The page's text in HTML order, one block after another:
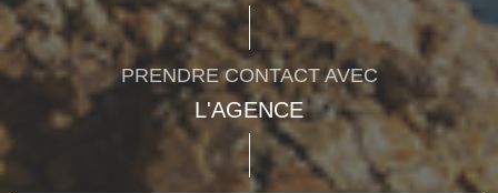
PRENDRE CONTACT AVEC
L'AGENCE